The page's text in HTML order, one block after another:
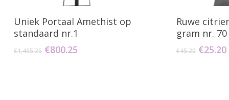
Toevoegen Aan Winkelwagen
Uniek Portaal Amethist op
standaard nr.1
€1,405.25 Oorspronkelijke
€800.25Huidige
Ruwe
gram nr. 70
€45.20 €25.20